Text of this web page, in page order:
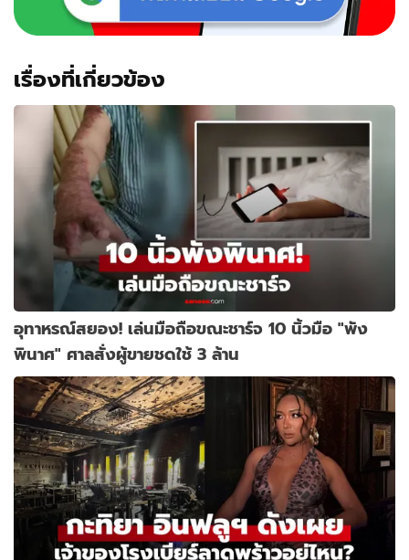
แต่
ติด
ตม.
เรื่องที่เกี่ยวข้อง
อุทาหรณ์สยอง! เล่นมือถือขณะชาร์จ 10 นิ้วมือ "พัง
พินาศ" ศาลสั่งผู้ขายชดใช้ 3 ล้าน